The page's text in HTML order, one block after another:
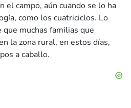
el campo, aún cuando se lo ha
como los cuatriciclos. Lo
muchas familias que
la zona rural, en estos días,
a caballo.